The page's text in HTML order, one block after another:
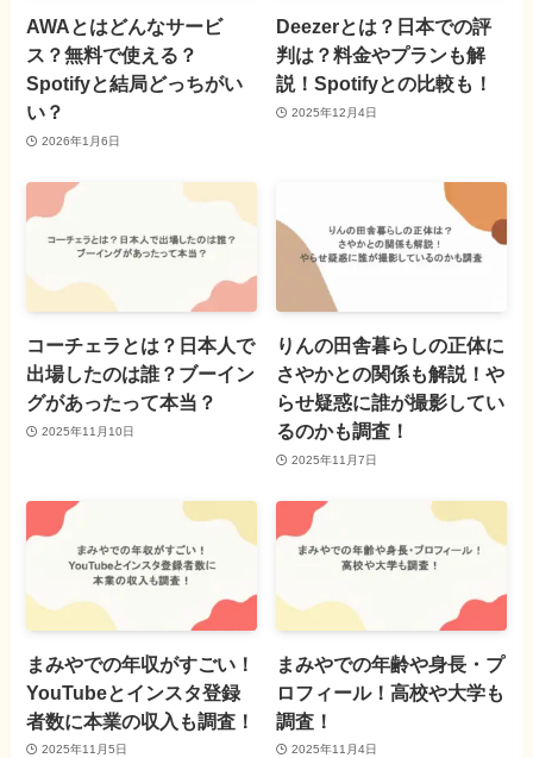
AWAとはどんなサービ
ス？無料で使える？
Spotifyと結局どっちがい
い？
2026年1月6日
Deezerとは？日本での評
判は？料金やプランも解
説！Spotifyとの比較も！
2025年12月4日
コーチェラとは？日本人で
出場したのは誰？ブーイン
グがあったって本当？
2025年11月10日
りんの田舎暮らしの正体に
さやかとの関係も解説！や
らせ疑惑に誰が撮影してい
るのかも調査！
2025年11月7日
まみやでの年収がすごい！
YouTubeとインスタ登録
者数に本業の収入も調査！
2025年11月5日
まみやでの年齢や身長・プ
ロフィール！高校や大学も
調査！
2025年11月4日